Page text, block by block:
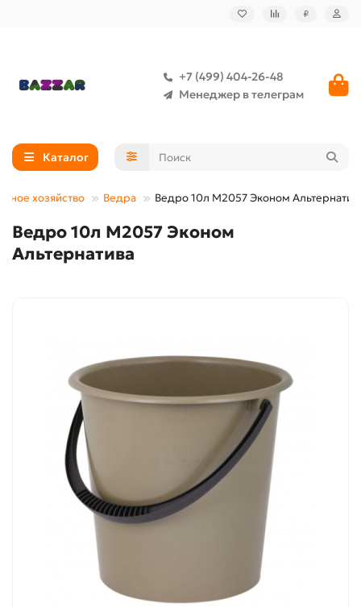
₽
+7 (499) 404-26-48
Менеджер в телеграм
Каталог
хозяйство Ведра Ведро 10л М2057 Эконом
Ведро 10л М2057 Эконом
Альтернатива